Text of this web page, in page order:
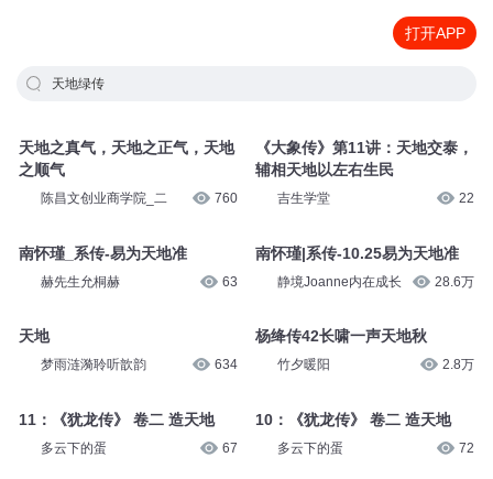
打开APP
天地绿传
天地之真气，天地之正气，天地
之顺气
陈昌文创业商学院_二 760
南怀瑾_系传-易为天地准
赫先生允桐赫 63
天地
梦雨涟漪聆听歆韵 634
11：《犹龙传》 卷二 造天地
多云下的蛋 67
《大象传》第11讲：天地交泰，
辅相天地以左右生民
吉生学堂 22
南怀瑾|系传-10.25易为天地准
静境Joanne内在成长 28.6万
杨绛传42长啸一声天地秋
竹夕暖阳 2.8万
10：《犹龙传》 卷二 造天地
多云下的蛋 72